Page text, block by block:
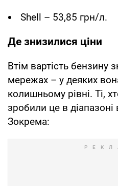
Shell – 53,85 грн/л.
Де знизилися ціни
Втім вартість бензину
мережах – у деяких
колишньому рівні. Ті,
зробили це в
Зокрема: